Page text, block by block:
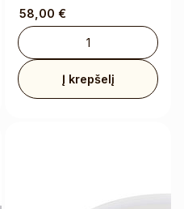
58,00 €
Į krepšelį